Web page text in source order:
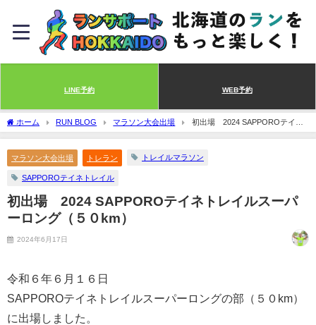
LINE予約 WEB予約
ホーム RUN BLOG マラソン大会出場
初出場 2024 SAPPOROテイネ
トレイルスーパーロング（５０km）
マラソン大会出場 トレラン トレイルマラソン
SAPPOROテイネトレイル
初出場 2024 SAPPOROテイネトレイルスーパ
ーロング（５０km）
2024年6月17日
令和６年６月１６日
SAPPOROテイネトレイルスーパーロングの部（５０km）
に出場しました。